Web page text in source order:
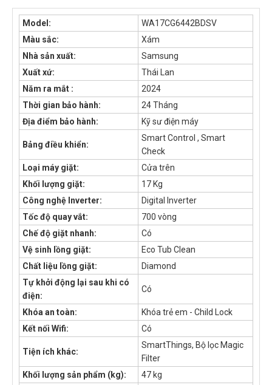
Model:
WA17CG6442BDSV
Màu sắc:
Xám
Nhà sản xuất:
Samsung
Xuất xứ:
Thái Lan
Năm ra mắt :
2024
Thời gian bảo hành:
24 Tháng
Địa điểm bảo hành:
Kỹ sư điện máy
Bảng điều khiển:
Smart Control , Smart
Check
Loại máy giặt:
Cửa trên
Khối lượng giặt:
17 Kg
Công nghệ Inverter:
Digital Inverter
Tốc độ quay vắt:
700 vòng
Chế độ giặt nhanh:
Có
Vệ sinh lồng giặt:
Eco Tub Clean
Chất liệu lồng giặt:
Diamond
Tự khởi động lại sau khi có
điện:
Có
Khóa an toàn:
Khóa trẻ em - Child Lock
Kết nối Wifi:
Có
Tiện ích khác:
SmartThings, Bộ lọc Magic
Filter
Khối lượng sản phẩm (kg):
47 kg